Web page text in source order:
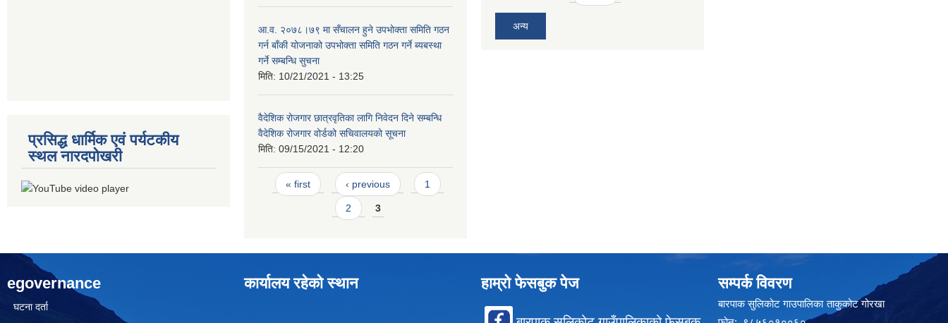
प्रसिद्ध धार्मिक एवं पर्यटकीय
स्थल नारदपोखरी
आ.व. २०७८।७९ मा सँचालन हुने उपभोक्ता समिति गठन
गर्न बाँकी योजनाको उपभोक्ता समिति गठन गर्ने ब्यबस्था
गर्ने सम्बन्धि सुचना
मिति: 10/21/2021 - 13:25
वैदेशिक रोजगार छात्रवृतिका लागि निवेदन दिने सम्बन्धि
वैदेशिक रोजगार वोर्डको सचिवालयको सूचना
मिति: 09/15/2021 - 12:20
Pages
« first ‹ previous 1
2 3
अन्य
egovernance
घटना दर्ता
कार्यालय रहेको स्थान हाम्रो फेसबुक पेज सम्पर्क विवरण
बारपाक सुलिकोट गाउपालिका ताकुकोट गोरखा